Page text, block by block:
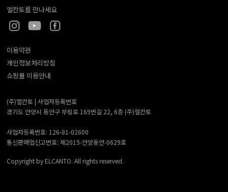
엘칸토를 만나세요
이용약관
개인정보처리방침
쇼핑몰 이용안내
(주)엘칸토 | 사업자등록번호
경기도 안양시 동안구 부림로 169번길 22, 6층 (주)엘칸토
사업자등록번호: 126-81-02600
통신판매업신고번호: 제2015-안양동안-0629호
Copyright by ELCANTO. All rights reserved.